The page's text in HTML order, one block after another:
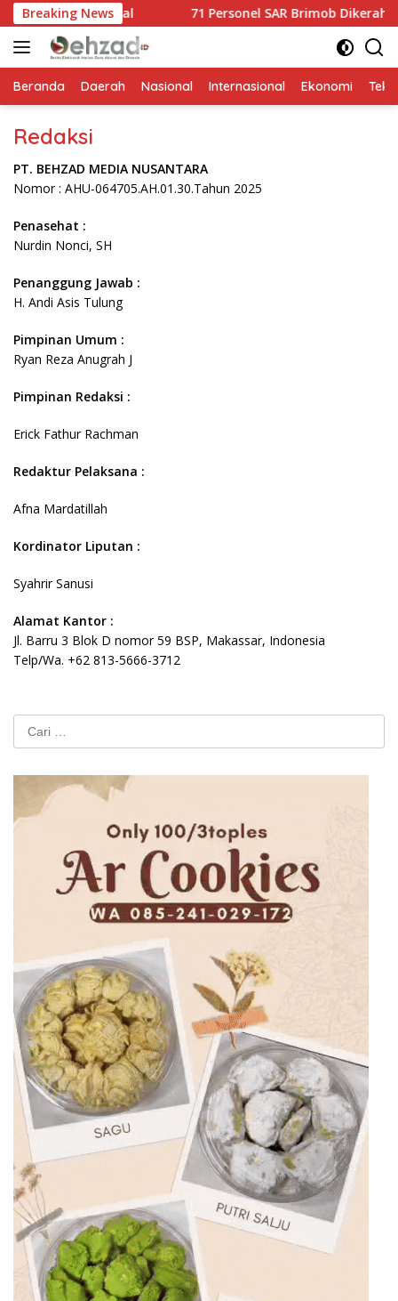
Langsung
ke
konten
Breaking News
Ilegal 71 Personel SAR Brimob Dikerahkan
Beranda Daerah Nasional Internasional Ekonomi
Redaksi
PT. BEHZAD MEDIA NUSANTARA
Nomor : AHU-064705.AH.01.30.Tahun 2025
Penasehat :
Nurdin Nonci, SH
Penanggung Jawab :
H. Andi Asis Tulung
Pimpinan Umum :
Ryan Reza Anugrah J
Pimpinan Redaksi :
Erick Fathur Rachman
Redaktur Pelaksana :
Afna Mardatillah
Kordinator Liputan :
Syahrir Sanusi
Alamat Kantor :
Jl. Barru 3 Blok D nomor 59 BSP, Makassar, Indonesia
Telp/Wa. +62 813-5666-3712
Cari
untuk: